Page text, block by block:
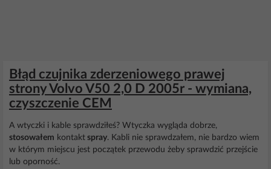
Błąd czujnika zderzeniowego prawej
strony Volvo V50 2,0 D 2005r - wymiana,
czyszczenie CEM
A wtyczki i kable sprawdziłeś? Wtyczka wygląda dobrze,
stosowałem kontakt spray. Kabli nie sprawdzałem, nie bardzo wiem
w którym miejscu jest początek przewodu żeby sprawdzić przejście
lub oporność.